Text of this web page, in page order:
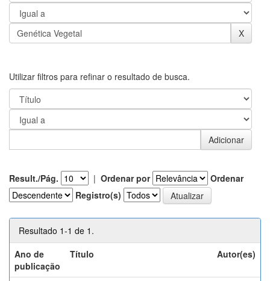
Utilizar filtros para refinar o resultado de busca.
Result./Pág. | Ordenar por
Ordenar
Registro(s)
Resultado 1-1 de 1.
Ano de
publicação
Título Autor(es)